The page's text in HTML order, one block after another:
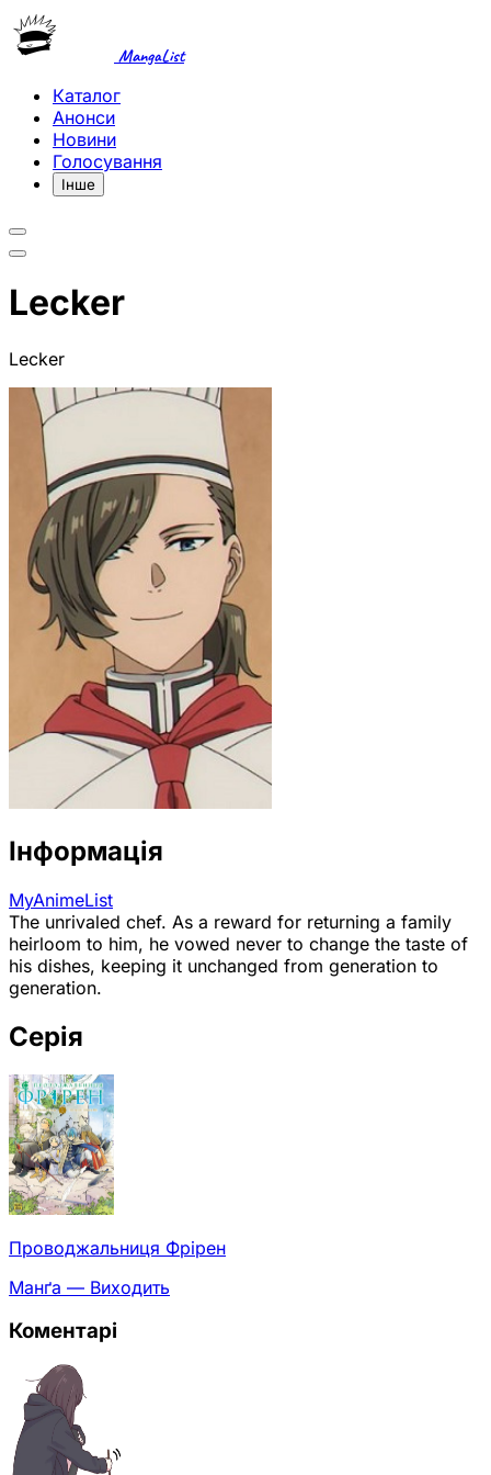
MangaList
Каталог
Анонси
Новини
Голосування
Інше
Lecker
Lecker
Інформація
MyAnimeList
The unrivaled chef. As a reward for returning a family
heirloom to him, he vowed never to change the taste of
his dishes, keeping it unchanged from generation to
generation.
Серія
Проводжальниця Фрірен
Манґа — Виходить
Коментарі